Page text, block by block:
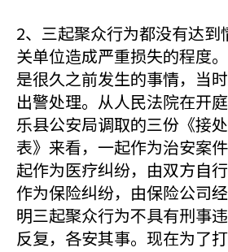
2、三起聚众行为都没有达到
关单位造成严重损失的程度
是很久之前发生的事情，当
出警处理。从人民法院在开
乐县公安局调取的三份《接处
表》来看，一起作为治安案
起作为医疗纠纷，由双方自
作为保险纠纷，由保险公司
明三起聚众行为不具有刑事
反复，各安其事。现在为了